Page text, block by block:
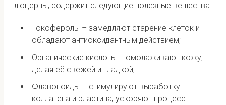
люцерны, содержит следующие полезные вещества:
Токоферолы – замедляют старение клеток и
обладают антиоксидантным действием;
Органические кислоты – омолаживают кожу,
делая её свежей и гладкой;
Флавоноиды – стимулируют выработку
коллагена и эластина, ускоряют процесс